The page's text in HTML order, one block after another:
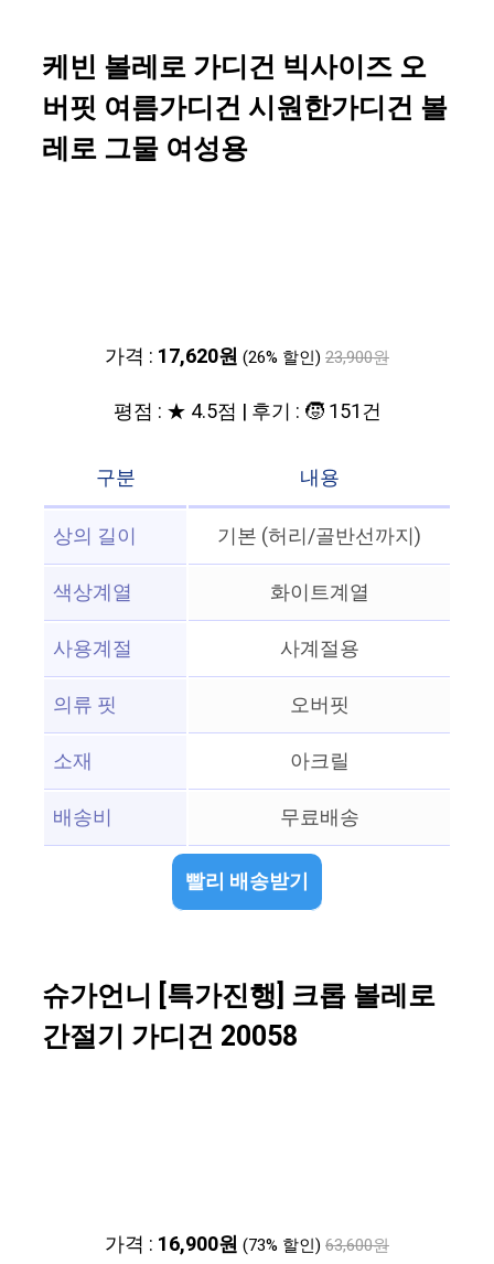
케빈 볼레로 가디건 빅사이즈 오
버핏 여름가디건 시원한가디건 볼
레로 그물 여성용
가격 : 17,620원 (26% 할인) 23,900원
평점 : ★ 4.5점 | 후기 : 🧒 151건
구분
내용
상의 길이
기본 (허리/골반선까지)
색상계열
화이트계열
사용계절
사계절용
의류 핏
오버핏
소재
아크릴
배송비
무료배송
빨리 배송받기
슈가언니 [특가진행] 크롭 볼레로
간절기 가디건 20058
가격 : 16,900원 (73% 할인) 63,600원